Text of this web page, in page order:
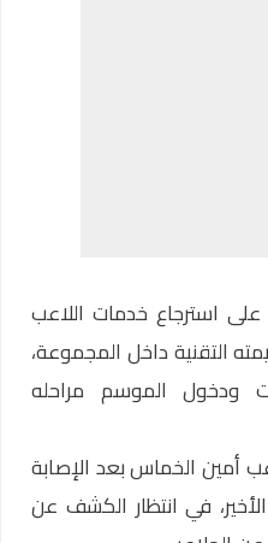
على استرجاع خدمات اللاعب
التقنية داخل المجموعة،
ودخول الموسم مراحله
أمين الخماس بعد الإصابة
في انتظار الكشف عن